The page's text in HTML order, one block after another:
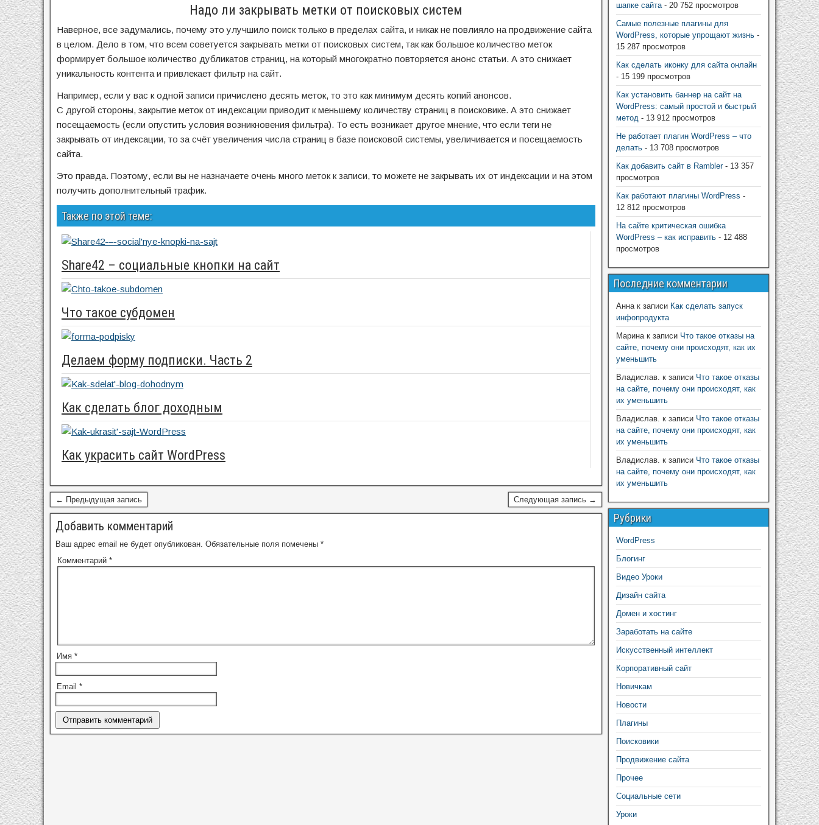
Надо ли закрывать метки от поисковых систем
Наверное, все задумались, почему это улучшило поиск только в пределах сайта, и никак не повлияло на продвижение сайта
в целом. Дело в том, что всем советуется закрывать метки от поисковых систем, так как большое количество меток
формирует большое количество дубликатов страниц, на который многократно повторяется анонс статьи. А это снижает
уникальность контента и привлекает фильтр на сайт.
Например, если у вас к одной записи причислено десять меток, то это как минимум десять копий анонсов.
С другой стороны, закрытие меток от индексации приводит к меньшему количеству страниц в поисковике. А это снижает
посещаемость (если опустить условия возникновения фильтра). То есть возникает другое мнение, что если теги не
закрывать от индексации, то за счёт увеличения числа страниц в базе поисковой системы, увеличивается и посещаемость
сайта.
Это правда. Поэтому, если вы не назначаете очень много меток к записи, то можете не закрывать их от индексации и на этом
получить дополнительный трафик.
Также по этой теме:
Share42 – социальные кнопки на сайт
Что такое субдомен
Делаем форму подписки. Часть 2
Как сделать блог доходным
Как украсить сайт WordPress
← Предыдущая запись Следующая запись →
Добавить комментарий
Ваш адрес email не будет опубликован. Обязательные поля помечены *
Комментарий *
Имя *
Email *
шапке сайта- 20 752 просмотров
Самые полезные плагины для
WordPress, которые упрощают жизнь -
15 287 просмотров
Как сделать иконку для сайта онлайн
- 15 199 просмотров
Как установить баннер на сайт на
WordPress: самый простой и быстрый
метод - 13 912 просмотров
Не работает плагин WordPress – что
делать - 13 708 просмотров
Как добавить сайт в Rambler- 13 357
просмотров
Как работают плагины WordPress -
12 812 просмотров
На сайте критическая ошибка
WordPress – как исправить - 12 488
просмотров
Последние комментарии
Аннак записи Как сделать запуск
инфопродукта
Маринак записи Что такое отказы на
сайте, почему они происходят, как их
уменьшить
Владислав. к записи Что такое отказы
на сайте, почему они происходят, как
их уменьшить
Владислав. к записи Что такое отказы
на сайте, почему они происходят, как
их уменьшить
Владислав. к записи Что такое отказы
на сайте, почему они происходят, как
их уменьшить
Рубрики
WordPress
Блогинг
Видео Уроки
Дизайн сайта
Домен и хостинг
Заработать на сайте
Искусственный интеллект
Корпоративный сайт
Новичкам
Новости
Плагины
Поисковики
Продвижение сайта
Прочее
Социальные сети
Уроки